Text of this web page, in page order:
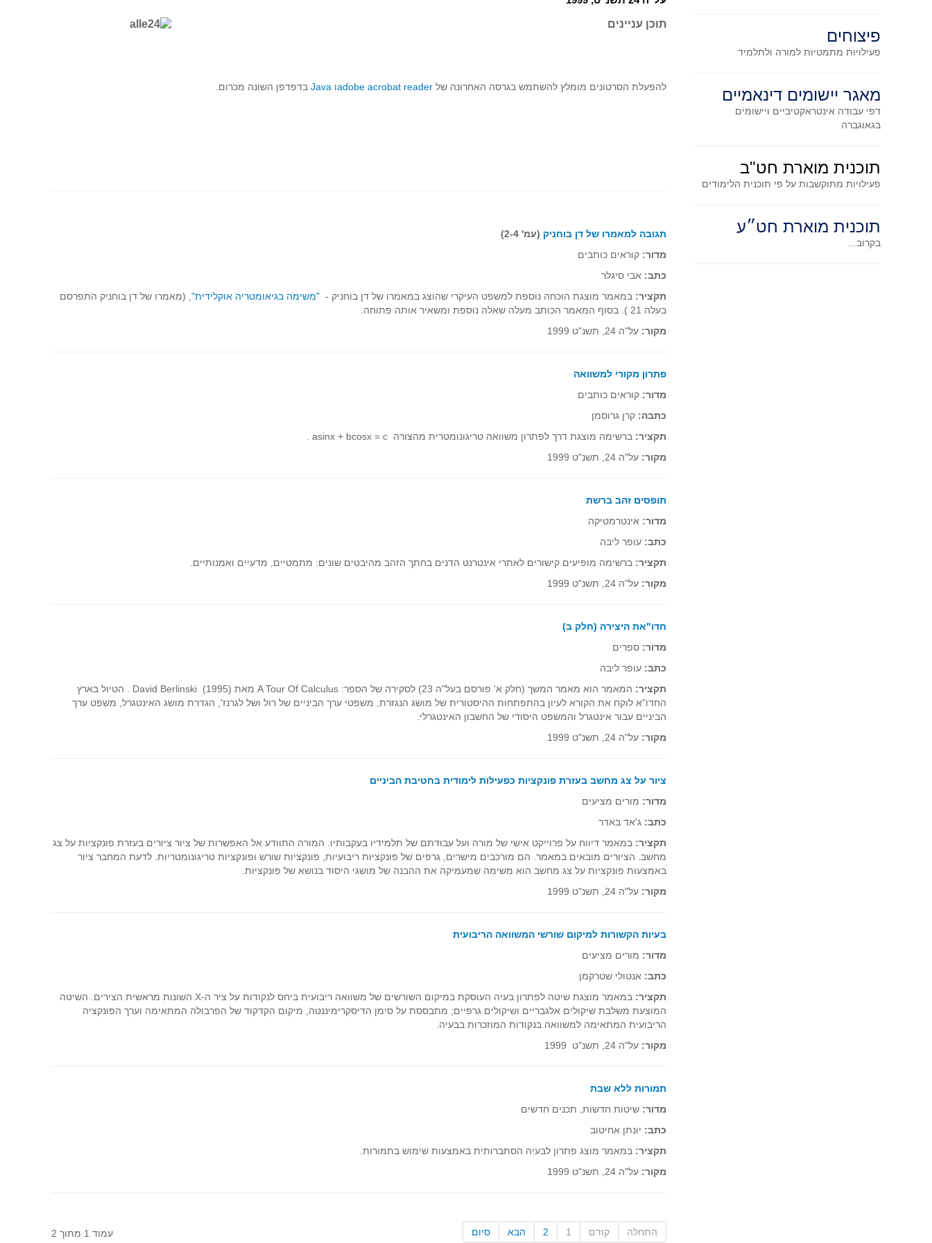
תוכן עניינים
להפעלת הסרטונים מומלץ להשתמש בגרסה האחרונה של adobe acrobat readerו Java בדפדפן השונה מכרום.
תגובה למאמרו של דן בוחניק (עמ' 2-4)
מדור: קוראים כותבים
כתב: אבי סיגלר
תקציר: במאמר מוצגת הוכחה נוספת למשפט העיקרי שהוצג במאמרו של דן בוחניק - "משימה בגיאומטריה אוקלידית", (מאמרו של דן בוחניק התפרסם
בעלה 21 ). בסוף המאמר הכותב מעלה שאלה נוספת ומשאיר אותה פתוחה.
מקור: על"ה 24, תשנ"ט 1999
פתרון מקורי למשוואה
מדור: קוראים כותבים
כתבה: קרן גרוסמן
תקציר: ברשימה מוצגת דרך לפתרון משוואה טריגונומטרית מהצורה asinx + bcosx = c .
מקור: על"ה 24, תשנ"ט 1999
תופסים זהב ברשת
מדור: אינטרמטיקה
כתב: עופר ליבה
תקציר: ברשימה מופיעים קישורים לאתרי אינטרנט הדנים בחתך הזהב מהיבטים שונים: מתמטיים, מדעיים ואמנותיים.
מקור: על"ה 24, תשנ"ט 1999
חדו"את היצירה (חלק ב)
מדור: ספרים
כתב: עופר ליבה
תקציר:
המאמר הוא מאמר המשך (חלק א' פורסם בעל"ה 23) לסקירה של הספר: A Tour Of Calculus מאת (1995) David Berlinski . הטיול בארץ
החדו"א לוקח את הקורא לעיון בהתפתחות ההיסטורית של מושג הנגזרת, משפטי ערך הביניים של רול ושל לגרנז', הגדרת מושג האינטגרל, משפט ערך
הביניים עבור אינטגרל והמשפט היסודי של החשבון האינטגרלי.
מקור: על"ה 24, תשנ"ט 1999
ציור על צג מחשב בעזרת פונקציות כפעילות לימודית בחטיבת הביניים
מדור: מורים מציעים
כתב: ג'אד באדר
תקציר: במאמר דיווח על פרוייקט אישי של מורה ועל עבודתם של תלמידיו בעקבותיו. המורה התוודע אל האפשרות של ציור ציורים בעזרת פונקציות על צג
מחשב. הציורים מובאים במאמר. הם מורכבים מישרים, גרפים של פונקציות ריבועיות, פונקציות שורש ופונקציות טריגונומטריות. לדעת המחבר ציור
באמצעות פונקציות על צג מחשב הוא משימה שמעמיקה את ההבנה של מושגי היסוד בנושא של פונקציות.
מקור: על"ה 24, תשנ"ט 1999
בעיות הקשורות למיקום שורשי המשוואה הריבועית
מדור: מורים מציעים
כתב: אנטולי שטרקמן
תקציר:
במאמר מוצגת שיטה לפתרון בעיה העוסקת במיקום השורשים של משוואה ריבועית ביחס לנקודות על ציר ה-X השונות מראשית הצירים. השיטה
המוצעת משלבת שיקולים אלגבריים ושיקולים גרפיים; מתבססת על סימן הדיסקרימיננטה, מיקום הקדקוד של הפרבולה המתאימה וערך הפונקציה
הריבועית המתאימה למשוואה בנקודות המוזכרות בבעיה.
מקור: על"ה 24, תשנ"ט 1999
תמורות ללא שבת
מדור: שיטות חדשות, תכנים חדשים
כתב: יונתן אחיטוב
תקציר: במאמר מוצג פתרון לבעיה הסתברותית באמצעות שימוש בתמורות.
מקור: על"ה 24, תשנ"ט 1999
עמוד 1 מתוך 2 התחלה קודם 1
2 הבא סיום
פיצוחים
פעילויות מתמטיות למורה ולתלמיד
מאגר יישומים דינאמיים
דפי עבודה אינטראקטיביים ויישומים
בגאוגברה
תוכנית מוארת חט"ב
פעילויות מתוקשבות על פי תוכנית הלימודים
תוכנית מוארת חט״ע
בקרוב...